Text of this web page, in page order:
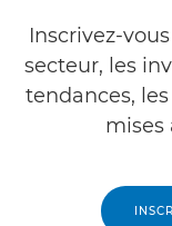
Inscrivez-
secteur, les
tendances,
mises